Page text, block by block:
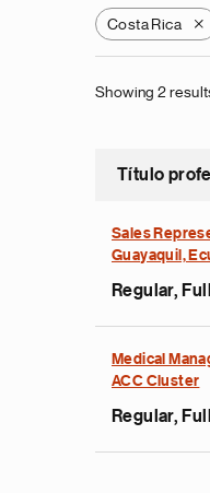
Costa Rica X
Showing 2
Título
Sales
Guayaquil,
Regular,
Medical
ACC Cluster
Regular,